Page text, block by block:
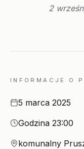
2
INFORMACJE O
Data
5 marca 2025
Godzina
Godzina 23:00
Miejsce
komunalny